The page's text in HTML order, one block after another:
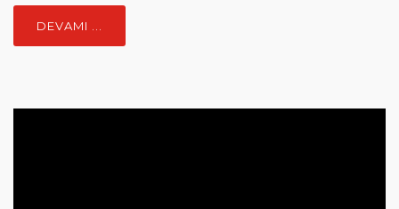
DEVAMI ...